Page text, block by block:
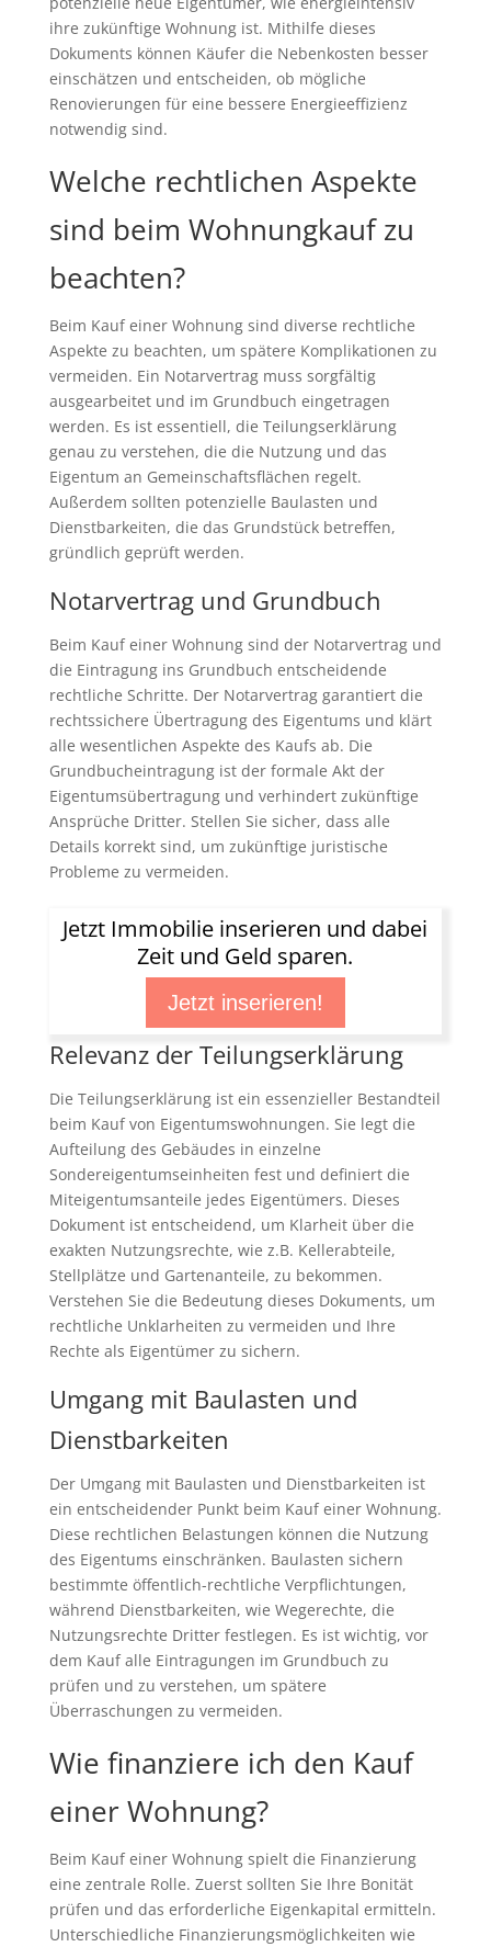
ihre zukünftige Wohnung ist. Mithilfe dieses
Dokuments können Käufer die Nebenkosten besser
einschätzen und entscheiden, ob mögliche
Renovierungen für eine bessere Energieeffizienz
notwendig sind.
Welche rechtlichen Aspekte
sind beim Wohnungkauf zu
beachten?
Beim Kauf einer Wohnung sind diverse rechtliche
Aspekte zu beachten, um spätere Komplikationen zu
vermeiden. Ein Notarvertrag muss sorgfältig
ausgearbeitet und im Grundbuch eingetragen
werden. Es ist essentiell, die Teilungserklärung
genau zu verstehen, die die Nutzung und das
Eigentum an Gemeinschaftsflächen regelt.
Außerdem sollten potenzielle Baulasten und
Dienstbarkeiten, die das Grundstück betreffen,
gründlich geprüft werden.
Notarvertrag und Grundbuch
Beim Kauf einer Wohnung sind der Notarvertrag und
die Eintragung ins Grundbuch entscheidende
rechtliche Schritte. Der Notarvertrag garantiert die
rechtssichere Übertragung des Eigentums und klärt
alle wesentlichen Aspekte des Kaufs ab. Die
Grundbucheintragung ist der formale Akt der
Eigentumsübertragung und verhindert zukünftige
Ansprüche Dritter. Stellen Sie sicher, dass alle
Details korrekt sind, um zukünftige juristische
Probleme zu vermeiden.
Jetzt Immobilie inserieren und dabei
Zeit und Geld sparen.
Jetzt inserieren!
Relevanz der Teilungserklärung
Die Teilungserklärung ist ein essenzieller Bestandteil
beim Kauf von Eigentumswohnungen. Sie legt die
Aufteilung des Gebäudes in einzelne
Sondereigentumseinheiten fest und definiert die
Miteigentumsanteile jedes Eigentümers. Dieses
Dokument ist entscheidend, um Klarheit über die
exakten Nutzungsrechte, wie z.B. Kellerabteile,
Stellplätze und Gartenanteile, zu bekommen.
Verstehen Sie die Bedeutung dieses Dokuments, um
rechtliche Unklarheiten zu vermeiden und Ihre
Rechte als Eigentümer zu sichern.
Umgang mit Baulasten und
Dienstbarkeiten
Der Umgang mit Baulasten und Dienstbarkeiten ist
ein entscheidender Punkt beim Kauf einer Wohnung.
Diese rechtlichen Belastungen können die Nutzung
des Eigentums einschränken. Baulasten sichern
bestimmte öffentlich-rechtliche Verpflichtungen,
während Dienstbarkeiten, wie Wegerechte, die
Nutzungsrechte Dritter festlegen. Es ist wichtig, vor
dem Kauf alle Eintragungen im Grundbuch zu
prüfen und zu verstehen, um spätere
Überraschungen zu vermeiden.
Wie finanziere ich den Kauf
einer Wohnung?
Beim Kauf einer Wohnung spielt die Finanzierung
eine zentrale Rolle. Zuerst sollten Sie Ihre Bonität
prüfen und das erforderliche Eigenkapital ermitteln.
Unterschiedliche Finanzierungsmöglichkeiten wie